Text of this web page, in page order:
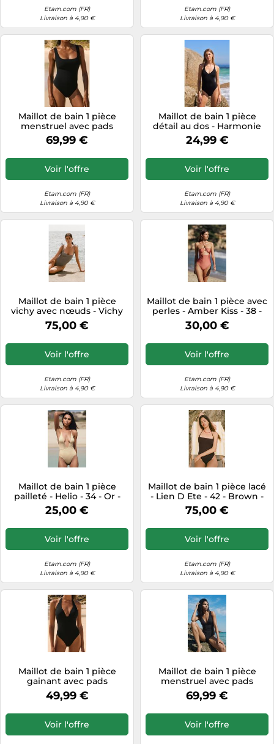
Taille-haies
Techniques de mesure
Textiles de maison
Tondeuses
Tronçonneuses
Tuyaux d'arrosage
Éclairage
Jeux électroniques
Lave-linge
Machines à coudre
Montres connectées
Objectifs photo
Ordinateurs portables
Photo
Plaques de cuisson
Reflex numériques
Robots de cuisine
Réfrigérateurs
Smartphones
Sèche-linge
Tondeuses cheveux & barbe
Téléphonie
Téléviseurs
Télévision & vidéo
Électroménager
Vélos biking
Vêtements de sport
Équipement outdoor
Etam.com (FR)
Livraison à 4,90 €
Etam.com (FR)
Livraison à 4,90 €
Maillot de bain 1 pièce
menstruel avec pads
amovibles - Flux léger -
Period Swim - L - Noir -
69,99 €
Voir l'offre
Etam.com (FR)
Livraison à 4,90 €
Maillot de bain 1 pièce
détail au dos - Harmonie
Swim - XS - Noir - Femme -
Etam
24,99 €
Voir l'offre
Etam.com (FR)
Livraison à 4,90 €
Maillot de bain 1 pièce
vichy avec nœuds - Vichy
Plage - 42 - Marron Brun -
Femme - Etam
75,00 €
Voir l'offre
Etam.com (FR)
Livraison à 4,90 €
Maillot de bain 1 pièce avec
perles - Amber Kiss - 38 -
Rose - Femme - Etam
30,00 €
Voir l'offre
Etam.com (FR)
Livraison à 4,90 €
Maillot de bain 1 pièce
pailleté - Helio - 34 - Or -
Femme - Etam
25,00 €
Voir l'offre
Etam.com (FR)
Livraison à 4,90 €
Maillot de bain 1 pièce lacé
- Lien D Ete - 42 - Brown -
Femme - Etam
75,00 €
Voir l'offre
Etam.com (FR)
Livraison à 4,90 €
Maillot de bain 1 pièce
gainant avec pads
amovibles - Sculpt - 36 -
Noir - Femme - Etam
49,99 €
Voir l'offre
Maillot de bain 1 pièce
menstruel avec pads
amovibles - Flux léger - 1
Piece Sa - XS - Noir -
69,99 €
Voir l'offre